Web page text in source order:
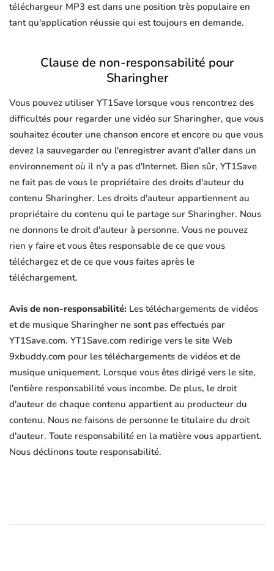
téléchargeur MP3 est dans une position très populaire en
tant qu'application réussie qui est toujours en demande.
Clause de non-responsabilité pour
Sharingher
Vous pouvez utiliser YT1Save lorsque vous rencontrez des
difficultés pour regarder une vidéo sur Sharingher, que vous
souhaitez écouter une chanson encore et encore ou que vous
devez la sauvegarder ou l'enregistrer avant d'aller dans un
environnement où il n'y a pas d'Internet. Bien sûr, YT1Save
ne fait pas de vous le propriétaire des droits d'auteur du
contenu Sharingher. Les droits d'auteur appartiennent au
propriétaire du contenu qui le partage sur Sharingher. Nous
ne donnons le droit d'auteur à personne. Vous ne pouvez
rien y faire et vous êtes responsable de ce que vous
téléchargez et de ce que vous faites après le
téléchargement.
Avis de non-responsabilité: Les téléchargements de vidéos
et de musique Sharingher ne sont pas effectués par
YT1Save.com. YT1Save.com redirige vers le site Web
9xbuddy.com pour les téléchargements de vidéos et de
musique uniquement. Lorsque vous êtes dirigé vers le site,
l'entière responsabilité vous incombe. De plus, le droit
d'auteur de chaque contenu appartient au producteur du
contenu. Nous ne faisons de personne le titulaire du droit
d'auteur. Toute responsabilité en la matière vous appartient.
Nous déclinons toute responsabilité.